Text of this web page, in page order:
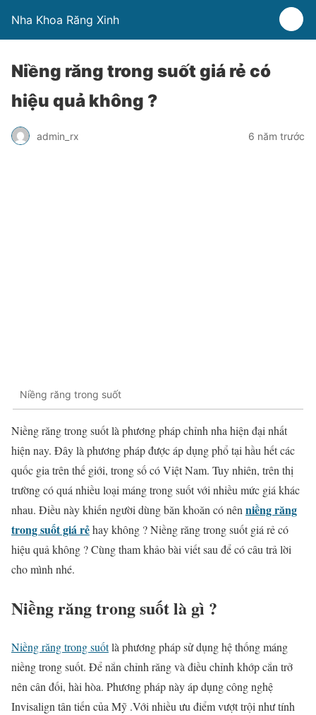
Nha Khoa Răng Xinh
Niềng răng trong suốt giá rẻ có
hiệu quả không ?
admin_rx 6 năm trước
Niềng răng trong suốt
Niềng răng trong suốt là phương pháp chỉnh nha hiện đại nhất
hiện nay. Đây là phương pháp được áp dụng phổ tại hầu hết các
quốc gia trên thế giới, trong số có Việt Nam. Tuy nhiên, trên thị
trường có quá nhiều loại máng trong suốt với nhiều mức giá khác
nhau. Điều này khiến người dùng băn khoăn có nênniềng răng
trong suốt giá rẻhay không ? Niềng răng trong suốt giá rẻ có
hiệu quả không ? Cùng tham khảo bài viết sau để có câu trả lời
cho mình nhé.
Niềng răng trong suốt là gì ?
Niềng răng trong suốtlà phương pháp sử dụng hệ thống máng
niềng trong suốt. Để nắn chỉnh răng và điều chỉnh khớp cắn trở
nên cân đối, hài hòa. Phương pháp này áp dụng công nghệ
Invisalign tân tiến của Mỹ .Với nhiều ưu điểm vượt trội như tính